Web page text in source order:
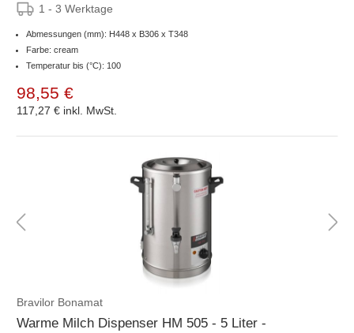
1 - 3 Werktage
Abmessungen (mm): H448 x B306 x T348
Farbe: cream
Temperatur bis (°C): 100
98,55 €
117,27 € inkl. MwSt.
Bravilor Bonamat
Warme Milch Dispenser HM 505 - 5 Liter -